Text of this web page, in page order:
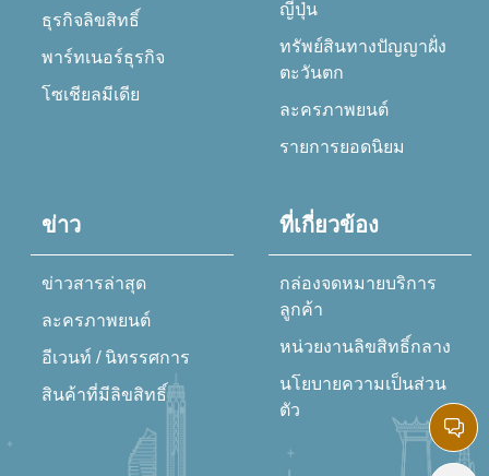
ธุรกิจลิขสิทธิ์
พาร์ทเนอร์ธุรกิจ
โซเชียลมีเดีย
ญี่ปุ่น
ทรัพย์สินทางปัญญาฝั่ง
ตะวันตก
ละครภาพยนต์
รายการยอดนิยม
ข่าว
ข่าวสารล่าสุด
ละครภาพยนต์
อีเวนท์ / นิทรรศการ
สินค้าที่มีลิขสิทธิ์
ที่เกี่ยวข้อง
กล่องจดหมายบริการ
ลูกค้า
หน่วยงานลิขสิทธิ์กลาง
นโยบายความเป็นส่วน
ตัว